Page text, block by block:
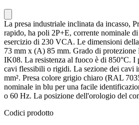
La presa industriale inclinata da incasso,
rapido, ha poli 2P+E, corrente nominale
esercizio di 230 VCA. Le dimensioni
73 mm x (A) 85 mm. Grado di protezione
IK08. La resistenza al fuoco è di 850°C. I
cavi flessibili o rigidi. La sezione dei cavi
mm². Presa colore grigio chiaro (RAL
nominale in blu per una facile
o 60 Hz. La posizione dell'orologio del
Codici prodotto